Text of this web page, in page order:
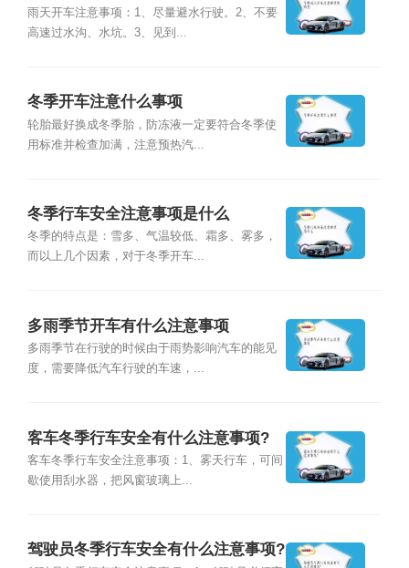
雨天开车注意事项：1、尽量避水行驶。2、不要
高速过水沟、水坑。3、见到...
冬季开车注意什么事项
轮胎最好换成冬季胎，防冻液一定要符合冬季使
用标准并检查加满，注意预热汽...
冬季行车安全注意事项是什么
冬季的特点是：雪多、气温较低、霜多、雾多，
而以上几个因素，对于冬季开车...
多雨季节开车有什么注意事项
多雨季节在行驶的时候由于雨势影响汽车的能见
度，需要降低汽车行驶的车速，...
客车冬季行车安全有什么注意事项?
客车冬季行车安全注意事项：1、雾天行车，可间
歇使用刮水器，把风窗玻璃上...
驾驶员冬季行车安全有什么注意事项?